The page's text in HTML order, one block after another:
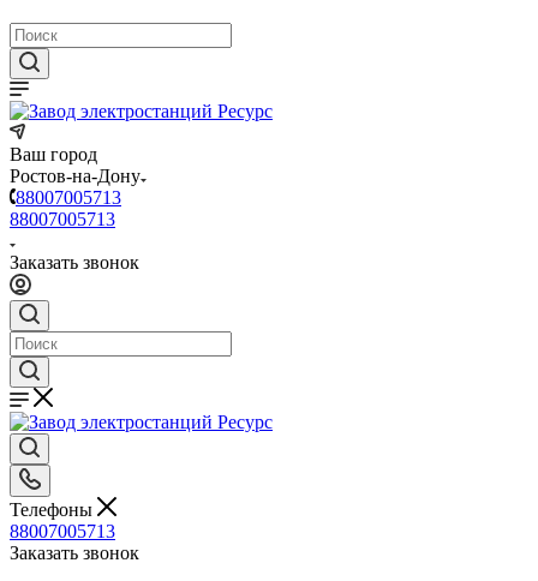
Ваш город
Ростов-на-Дону
88007005713
88007005713
Заказать звонок
Телефоны
88007005713
Заказать звонок